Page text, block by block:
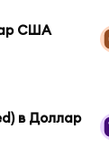
США
в Доллар